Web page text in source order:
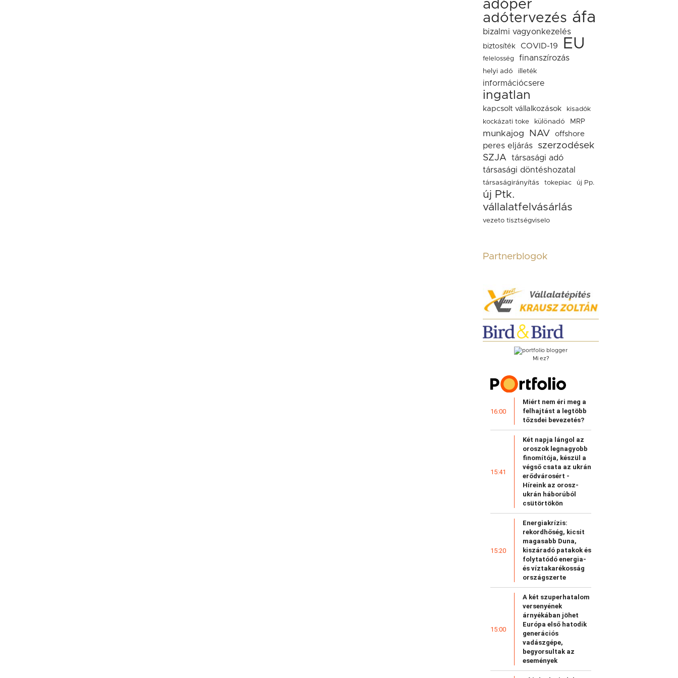
adóper
adótervezés áfa
bizalmi vagyonkezelés
biztosíték COVID-19 EU
felelosség finanszírozás
helyi adó illeték
információcsere
ingatlan
kapcsolt vállalkozások
kisadók
kockázati toke
különadó MRP
munkajog NAV offshore
peres eljárás
szerzodések
SZJA
társasági adó
társasági döntéshozatal
társaságirányítás tokepiac új Pp.
új Ptk.
vállalatfelvásárlás
vezeto tisztségviselo
Partnerblogok
Mi ez?
16:00
Miért nem éri meg a
felhajtást a legtöbb
tőzsdei bevezetés?
15:41
Két napja lángol az
oroszok legnagyobb
finomítója, készül a
végső csata az ukrán
erődvárosért -
Híreink az orosz-
ukrán háborúból
csütörtökön
15:20
Energiakrízis:
rekordhőség, kicsit
magasabb Duna,
kiszáradó patakok és
folytatódó energia-
és víztakarékosság
országszerte
15:00
A két szuperhatalom
versenyének
árnyékában jöhet
Európa első hatodik
generációs
vadászgépe,
begyorsultak az
események